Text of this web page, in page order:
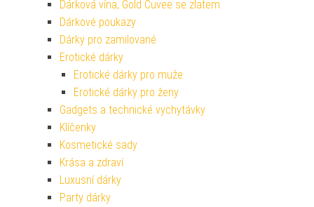
Dárková vína, Gold Cuvee se zlatem
Dárkové poukazy
Dárky pro zamilované
Erotické dárky
Erotické dárky pro muže
Erotické dárky pro ženy
Gadgets a technické vychytávky
Klíčenky
Kosmetické sady
Krása a zdraví
Luxusní dárky
Party dárky